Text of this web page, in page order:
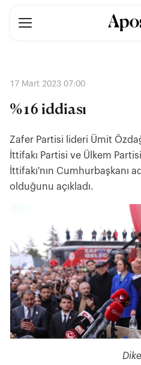
17 Mart 2023 07:00
%16 iddiası
Zafer Partisi lideri Ümit
İttifakı Partisi ve Ülkem
İttifakı'nın Cumhurbaşkanı
olduğunu açıkladı.